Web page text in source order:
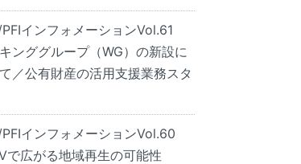
PFIインフォメーションVol.61
ンググループ（WG）の新設に
／公有財産の活用支援業務スタ
PFIインフォメーションVol.60
で広がる地域再生の可能性